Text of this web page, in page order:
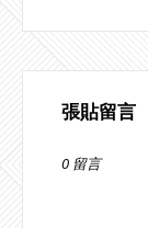
張貼留言
0 留言